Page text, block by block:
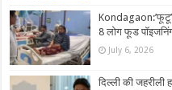
Kondagaon:’फूटू’
8 लोग फूड
July 6, 2026
दिल्‍ली की